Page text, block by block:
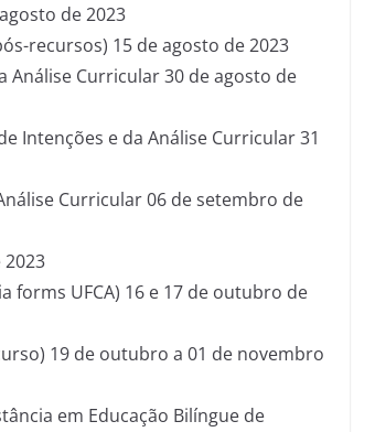
de 2023
recursos) 15 de agosto de 2023
Análise Curricular 30 de agosto de
Intenções e da Análise Curricular 31
Curricular 06 de setembro de
forms UFCA) 16 e 17 de outubro de
19 de outubro a 01 de novembro
em Educação Bilíngue de